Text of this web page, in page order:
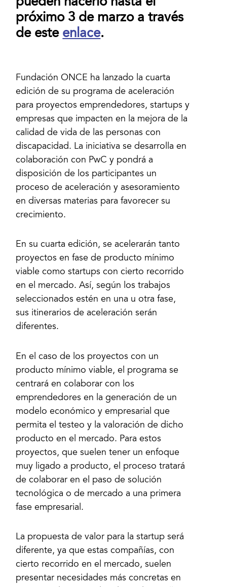
próximo 3 de marzo a través
de este enlace.
Fundación ONCE ha lanzado la cuarta
edición de su programa de aceleración
para proyectos emprendedores, startups y
empresas que impacten en la mejora de la
calidad de vida de las personas con
discapacidad. La iniciativa se desarrolla en
colaboración con PwC y pondrá a
disposición de los participantes un
proceso de aceleración y asesoramiento
en diversas materias para favorecer su
En su cuarta edición, se acelerarán tanto
proyectos en fase de producto mínimo
viable como startups con cierto recorrido
en el mercado. Así, según los trabajos
seleccionados estén en una u otra fase,
sus itinerarios de aceleración serán
En el caso de los proyectos con un
producto mínimo viable, el programa se
centrará en colaborar con los
emprendedores en la generación de un
modelo económico y empresarial que
permita el testeo y la valoración de dicho
producto en el mercado. Para estos
proyectos, que suelen tener un enfoque
muy ligado a producto, el proceso tratará
de colaborar en el paso de solución
tecnológica o de mercado a una primera
La propuesta de valor para la startup será
diferente, ya que estas compañías, con
cierto recorrido en el mercado, suelen
presentar necesidades más concretas en